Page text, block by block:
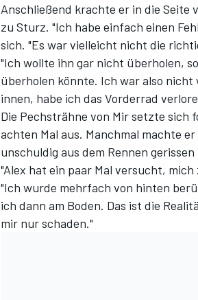
Anschließend krachte er in die Seite
zu Sturz. "Ich habe einfach einen
sich. "Es war vielleicht nicht die
"Ich wollte ihn gar nicht überholen,
überholen könnte. Ich war also
innen, habe ich das Vorderrad
Die Pechsträhne von Mir setzte sich
achten Mal aus. Manchmal machte
unschuldig aus dem Rennen
"Alex hat ein paar Mal versucht,
"Ich wurde mehrfach von hinten
ich dann am Boden. Das ist die
mir nur schaden."